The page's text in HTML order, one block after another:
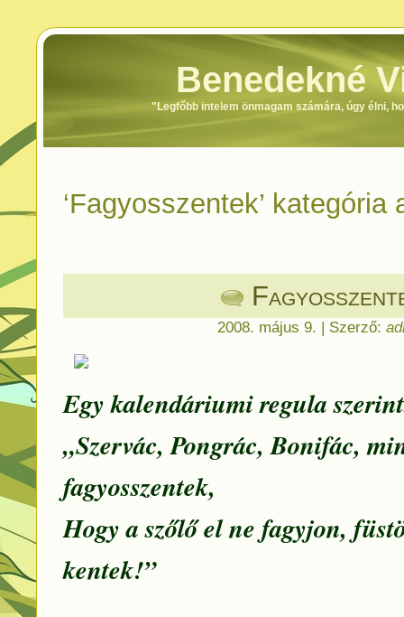
Benedekné
"Legfőbb intelem önmagam számára, úgy élni,
‘Fagyosszentek’ kategória
2008. május 9. | Szerző:
Egy kalendáriumi regula
„Szervác, Pongrác, Bonifác,
fagyosszentek,
Hogy a szőlő el ne fagyjon,
kentek!”